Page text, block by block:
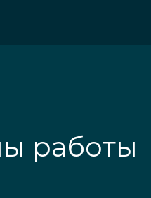
работы